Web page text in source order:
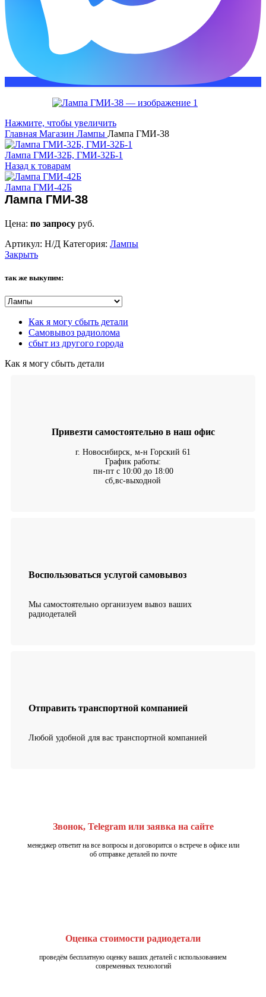
Нажмите, чтобы увеличить
Главная Магазин Лампы Лампа ГМИ-38
Лампа ГМИ-32Б, ГМИ-32Б-1
Назад к товарам
Лампа ГМИ-42Б
Лампа ГМИ-38
Цена: по запросу руб.
Артикул: Н/Д Категория: Лампы
Закрыть
так же выкупим:
Как я могу сбыть детали
Самовывоз радиолома
сбыт из другого города
Как я могу сбыть детали
Привезти самостоятельно в наш офис
г. Новосибирск, м-н Горский 61
График работы:
пн-пт с 10:00 до 18:00
сб,вс-выходной
Воспользоваться услугой самовывоз
Мы самостоятельно организуем вывоз ваших
радиодеталей
Отправить транспортной компанией
Любой удобной для вас транспортной компанией
Звонок, Telegram или заявка на сайте
менеджер ответит на все вопросы и договорится о встрече в офисе или
об отправке деталей по почте
Оценка стоимости радиодетали
проведём бесплатную оценку ваших деталей с использованием
современных технологий